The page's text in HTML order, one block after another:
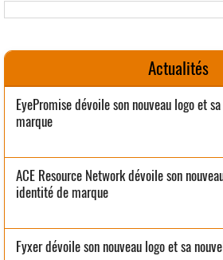
Actualités
EyePromise dévoile son nouveau logo et
marque
ACE Resource Network dévoile son
identité de marque
Fyxer dévoile son nouveau logo et sa